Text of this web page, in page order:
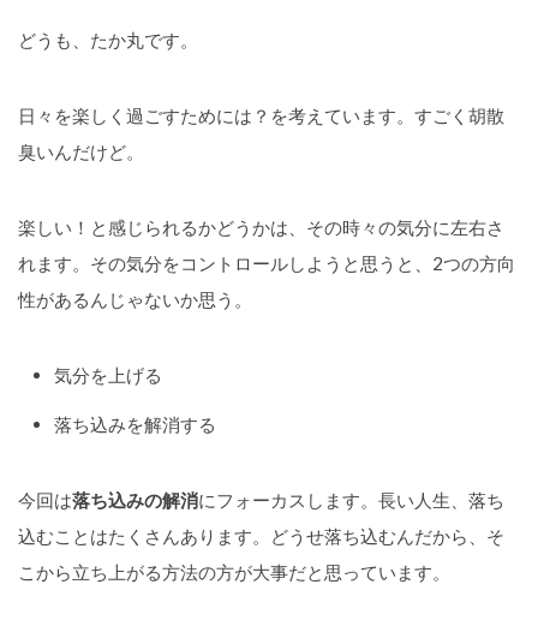
どうも、たか丸です。
日々を楽しく過ごすためには？を考えています。すごく胡散
臭いんだけど。
楽しい！と感じられるかどうかは、その時々の気分に左右さ
れます。その気分をコントロールしようと思うと、2つの方向
性があるんじゃないか思う。
気分を上げる
落ち込みを解消する
今回は落ち込みの解消にフォーカスします。長い人生、落ち
込むことはたくさんあります。どうせ落ち込むんだから、そ
こから立ち上がる方法の方が大事だと思っています。